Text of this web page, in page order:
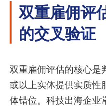
双重雇佣评
的交叉验证
双重雇佣评估的核心是
或以上实体提供实质性
体错位。科技出海企业